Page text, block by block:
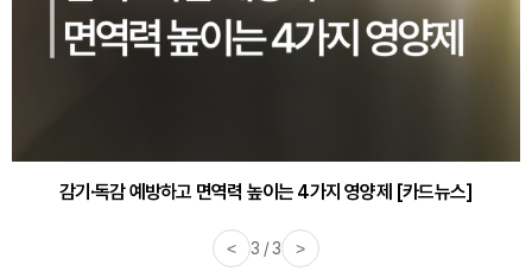
감기·독감 예방하고 면역력 높이는 4가지 영양제 [카드뉴스]
< 3 / 3 >